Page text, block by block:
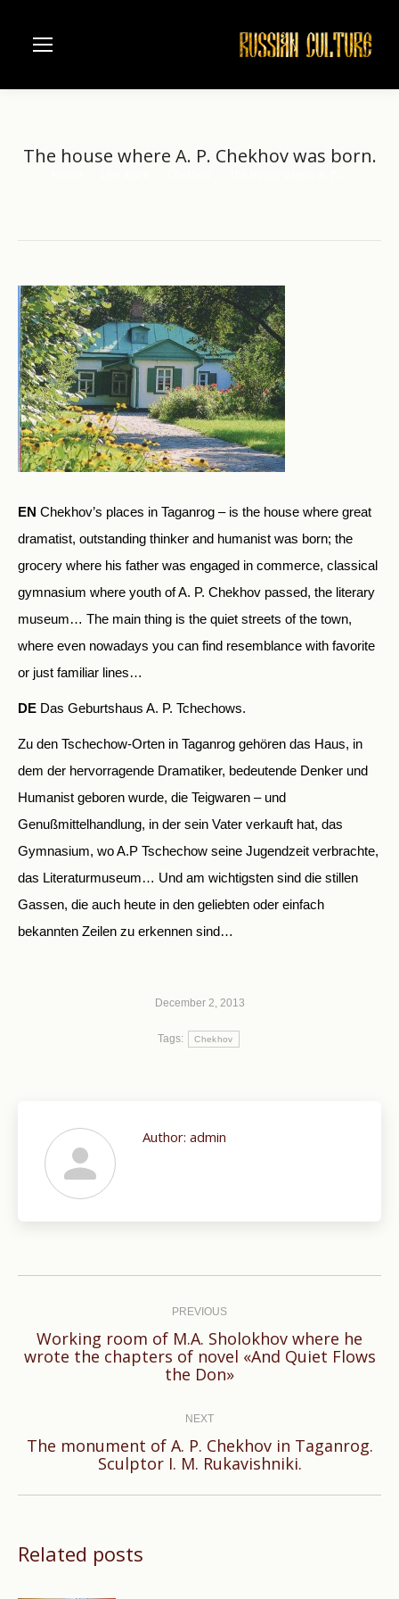
The house where A. P. Chekhov was born.
EN Chekhov’s places in Taganrog – is the house where great
dramatist, outstanding thinker and humanist was born; the
grocery where his father was engaged in commerce, classical
gymnasium where youth of A. P. Chekhov passed, the literary
museum… The main thing is the quiet streets of the town,
where even nowadays you can find resemblance with favorite
or just familiar lines…
DE Das Geburtshaus A. P. Tchechows.
Zu den Tschechow-Orten in Taganrog gehören das Haus, in
dem der hervorragende Dramatiker, bedeutende Denker und
Humanist geboren wurde, die Teigwaren – und
Genußmittelhandlung, in der sein Vater verkauft hat, das
Gymnasium, wo A.P Tschechow seine Jugendzeit verbrachte,
das Literaturmuseum… Und am wichtigsten sind die stillen
Gassen, die auch heute in den geliebten oder einfach
bekannten Zeilen zu erkennen sind…
December 2, 2013
Tags: Chekhov
Author: admin
PREVIOUS
Previous
post:
Working room of M.A. Sholokhov where he
wrote the chapters of novel «And Quiet Flows
the Don»
NEXT
Next
The monument of A. P. Chekhov in Taganrog.
Sculptor I. M. Rukavishniki.
Related posts